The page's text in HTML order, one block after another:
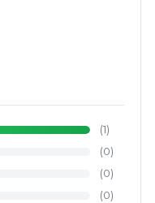
(1)
(0)
(0)
(0)